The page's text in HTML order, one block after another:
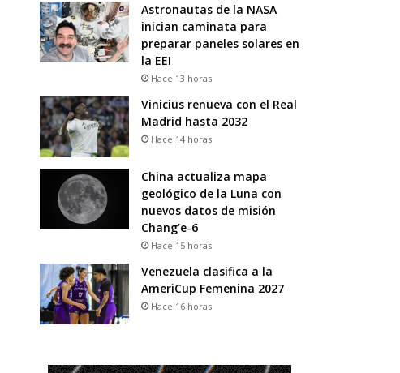
Astronautas de la NASA
inician caminata para
preparar paneles solares en
la EEI
Hace 13 horas
Vinicius renueva con el Real
Madrid hasta 2032
Hace 14 horas
China actualiza mapa
geológico de la Luna con
nuevos datos de misión
Chang’e-6
Hace 15 horas
Venezuela clasifica a la
AmeriCup Femenina 2027
Hace 16 horas